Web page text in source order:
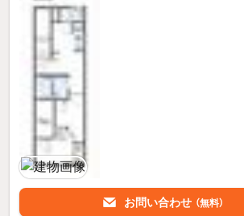
お問い合わせ （無料）